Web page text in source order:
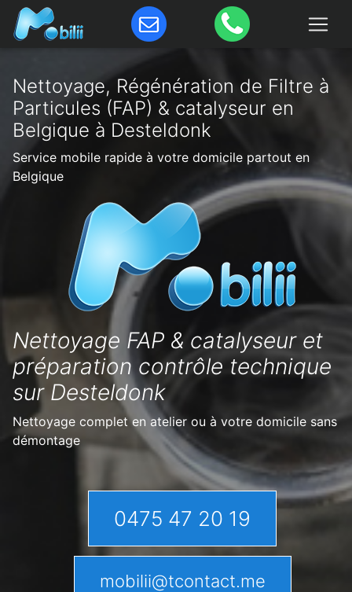
Nettoyage, Régénération de Filtre à
Particules (FAP) & catalyseur en
Belgique à Desteldonk
Service mobile rapide à votre domicile partout en
Belgique
Nettoyage FAP & catalyseur et
préparation contrôle technique
sur Desteldonk
Nettoyage complet en atelier ou à votre domicile sans
démontage
0475 47 20 19
mobilii@tcontact.me